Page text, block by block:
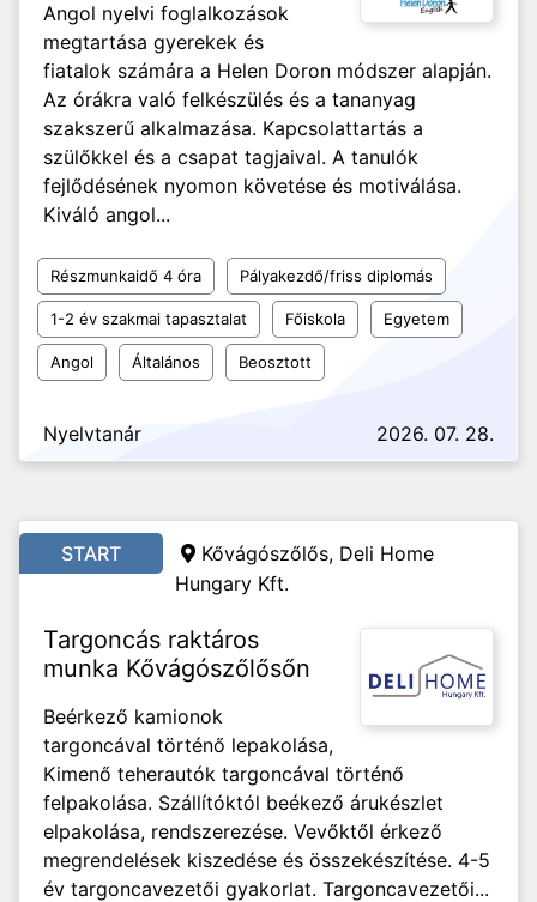
Angol nyelvi foglalkozások
megtartása gyerekek és
fiatalok számára a Helen Doron módszer alapján.
Az órákra való felkészülés és a tananyag
szakszerű alkalmazása. Kapcsolattartás a
szülőkkel és a csapat tagjaival. A tanulók
fejlődésének nyomon követése és motiválása.
Kiváló angol...
Részmunkaidő 4 óra Pályakezdő/friss diplomás
1-2 év szakmai tapasztalat Főiskola Egyetem
Angol Általános Beosztott
Nyelvtanár 2026. 07. 28.
START
Kővágószőlős, Deli Home
Hungary Kft.
Targoncás raktáros
munka Kővágószőlősőn
Beérkező kamionok
targoncával történő lepakolása,
Kimenő teherautók targoncával történő
felpakolása. Szállítóktól beékező árukészlet
elpakolása, rendszerezése. Vevőktől érkező
megrendelések kiszedése és összekészítése. 4-5
év targoncavezetői gyakorlat. Targoncavezetői...